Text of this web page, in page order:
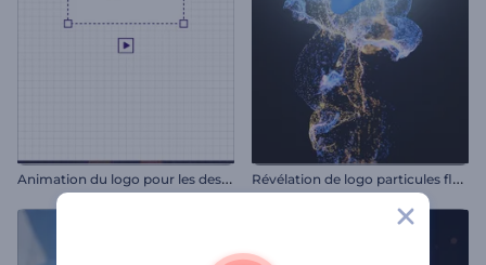
A
nimation du logo pour les designers R
évélation de logo particules fluides